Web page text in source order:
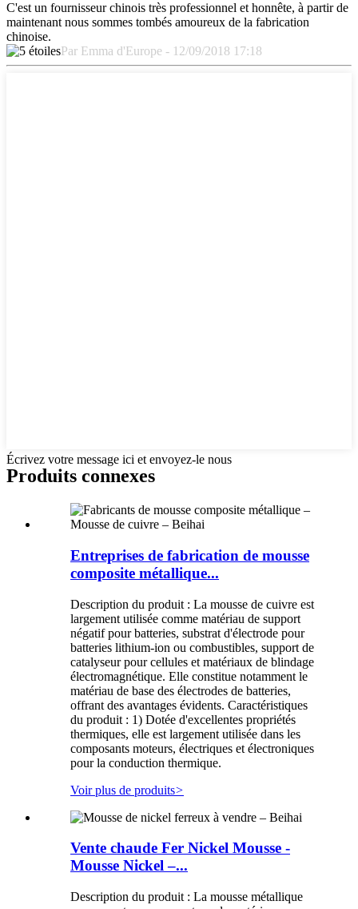
C'est un fournisseur chinois très professionnel et honnête, à partir de
maintenant nous sommes tombés amoureux de la fabrication
chinoise.
Par Emma d'Europe - 12/09/2018 17:18
Écrivez votre message ici et envoyez-le nous
Produits connexes
Entreprises de fabrication de mousse
composite métallique...
Description du produit : La mousse de cuivre est
largement utilisée comme matériau de support
négatif pour batteries, substrat d'électrode pour
batteries lithium-ion ou combustibles, support de
catalyseur pour cellules et matériaux de blindage
électromagnétique. Elle constitue notamment le
matériau de base des électrodes de batteries,
offrant des avantages évidents. Caractéristiques
du produit : 1) Dotée d'excellentes propriétés
thermiques, elle est largement utilisée dans les
composants moteurs, électriques et électroniques
pour la conduction thermique.
Voir plus de produits>
Vente chaude Fer Nickel Mousse -
Mousse Nickel –...
Description du produit : La mousse métallique